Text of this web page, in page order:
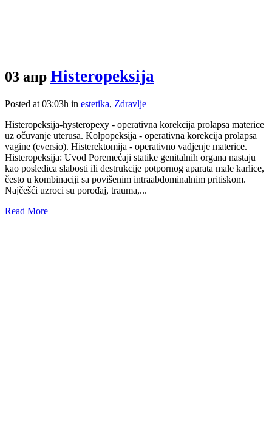
03 апр Histeropeksija
Posted at 03:03h in estetika, Zdravlje
Histeropeksija-hysteropexy - operativna korekcija prolapsa materice
uz očuvanje uterusa. Kolpopeksija - operativna korekcija prolapsa
vagine (eversio). Histerektomija - operativno vadjenje materice.
Histeropeksija: Uvod Poremećaji statike genitalnih organa nastaju
kao posledica slabosti ili destrukcije potpornog aparata male karlice,
često u kombinaciji sa povišenim intraabdominalnim pritiskom.
Najčešći uzroci su porođaj, trauma,...
Read More